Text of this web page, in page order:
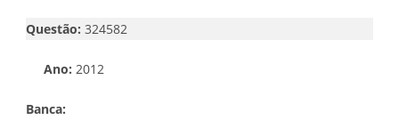
Questão: 324582
Ano: 2012
Banca: